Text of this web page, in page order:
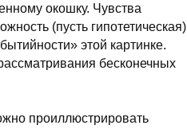
окошку. Чувства
(пусть гипотетическая)
этой картинке.
бесконечных
проиллюстрировать